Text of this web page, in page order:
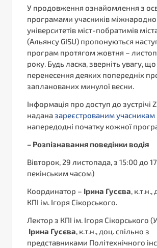
У продовження ознайомлення з
програмами учасників
університетів міст-побратимів
(Альянсу GISU) пропонуються
програм протягом жовтня –
року. Будь ласка, зверніть увагу,
перенесення деяких попередніх
запланованих минулої весни.
Інформація про доступ до зустрічі
наданазареєстрованим учасникам
напередодні початку кожної
– Розпізнавання поведінки водія
Вівторок, 29 листопада, з 15:00 до
пекінським часом)
Координатор – Ірина Гусєва, к.т.н.,
КПІ ім. Ігоря Сікорського.
Лектор з КПІ ім. Ігоря Сікорського (
Ірина Гусєва, к.т.н., доц. спільно з
представниками Політехнічного